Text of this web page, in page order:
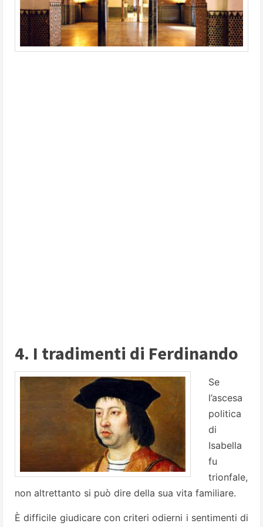
4. I tradimenti di Ferdinando
Se
l’ascesa
politica
di
Isabella
fu
trionfale,
non altrettanto si può dire della sua vita familiare.
È difficile giudicare con criteri odierni i sentimenti di